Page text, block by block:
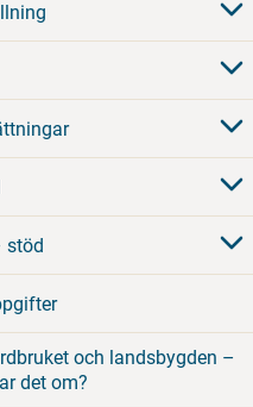
stöd
och landsbygden –
det om?